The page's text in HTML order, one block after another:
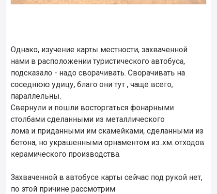
Однако, изучение карты местности, захваченной
нами в расположении туристического автобуса,
подсказало - надо сворачивать. Сворачивать на
соседнюю удицу, благо они тут , чаще всего,
параллельны.
Свернули и пошли восторгаться фонарными
столбами сделанными из металлического
лома и приданными им скамейками, сделанными из
бетона, но украшенными орнаментом из..хм..отходов
керамического производства.
Захваченной в автобусе карты сейчас под рукой нет,
по этой причине рассмотрим